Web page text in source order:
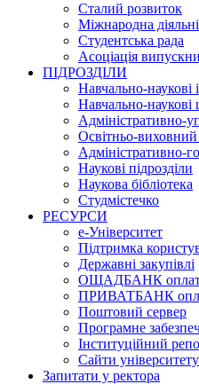
Сталий розвиток
Міжнародна
Студентська рада
Асоціація
ПІДРОЗДІЛИ
Навчально-наукові
Навчально-наукові
Адміністративно-
Освітньо-
Адміністративно-
Наукові підрозділи
Наукова бібліотека
Студмістечко
РЕСУРСИ
е-Університет
Підтримка
Державні закупівлі
ОЩАДБАНК
ПРИВАТБАНК
Поштовий сервер
Програмне
Інституційний
Сайти університету
Запитати у ректора